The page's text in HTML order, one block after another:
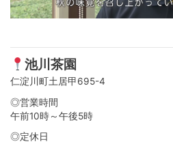
池川茶園
仁淀川町土居甲695-4
◎営業時間
午前10時～午後5時
◎定休日